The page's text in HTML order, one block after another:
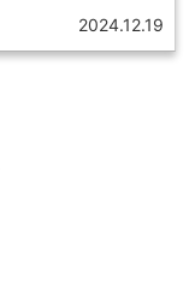
2024.12.19